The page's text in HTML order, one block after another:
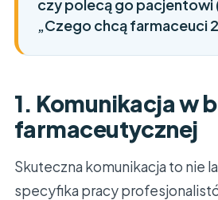
czy polecą go pacjentowi
„Czego chcą farmaceuci
1. Komunikacja w
farmaceutycznej
Skuteczna komunikacja to nie
specyfika pracy